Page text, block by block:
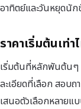
อาทิตย์และวันหยุดนั
ราคาเริ่มต้นเท่า
เริ่มต้นที่หลักพันต้นๆ
ละเอียดที่เลือก สอบ
เสนอตัวเลือกหลายแ